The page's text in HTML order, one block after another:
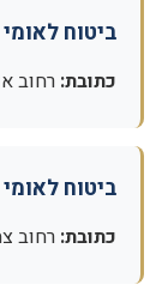
ביטוח
כתובת: רחוב אורי
ביטוח
כתובת: רחוב צה"ל